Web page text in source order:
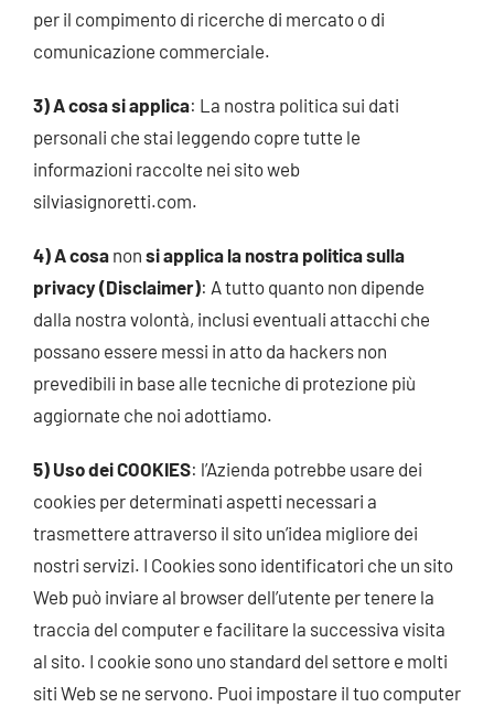
per il compimento di ricerche di mercato o di
comunicazione commerciale.
3) A cosa si applica: La nostra politica sui dati
personali che stai leggendo copre tutte le
informazioni raccolte nei sito web
silviasignoretti.com.
4) A cosa non si applica la nostra politica sulla
privacy (Disclaimer): A tutto quanto non dipende
dalla nostra volontà, inclusi eventuali attacchi che
possano essere messi in atto da hackers non
prevedibili in base alle tecniche di protezione più
aggiornate che noi adottiamo.
5) Uso dei COOKIES: l’Azienda potrebbe usare dei
cookies per determinati aspetti necessari a
trasmettere attraverso il sito un’idea migliore dei
nostri servizi. I Cookies sono identificatori che un sito
Web può inviare al browser dell’utente per tenere la
traccia del computer e facilitare la successiva visita
al sito. I cookie sono uno standard del settore e molti
siti Web se ne servono. Puoi impostare il tuo computer